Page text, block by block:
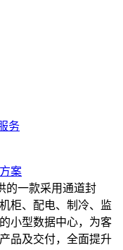
务
案
的一款采用通道封
柜、配电、制冷、监
小型数据中心，为客
品及交付，全面提升